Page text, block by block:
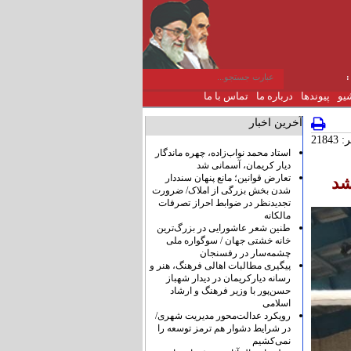
:
پیوندها درباره ما
تماس با ما
آخرین اخبار
استاد محمد نواب‌زاده، چهره ماندگار
دیار کریمان، آسمانی شد
تعارض قوانین؛ مانع پنهان سنددار
شدن بخش بزرگی از املاک/ ضرورت
تجدیدنظر در ضوابط احراز تصرفات
مالکانه
طنین شعر عاشورایی در بزرگ‌ترین
خانه خشتی جهان / سوگواره ملی
چشمه‌سار در رفسنجان
پیگیری مطالبات اهالی فرهنگ، هنر و
رسانه دیارکریمان در دیدار شهباز
حسن‌پور با وزیر فرهنگ و ارشاد
اسلامی
رویکرد عدالت‌محور مدیریت شهری/
در شرایط دشوار هم ترمز توسعه را
نمی‌کشیم